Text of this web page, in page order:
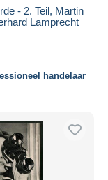
- 2. Teil, Martin
Lamprecht
handelaar